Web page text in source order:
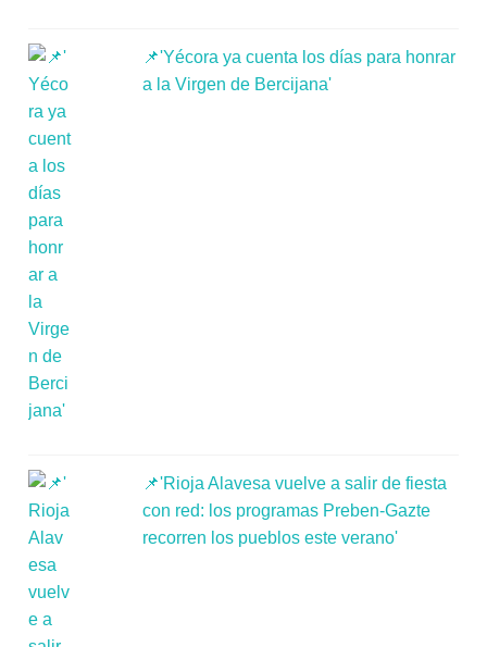
📌'Yécora ya cuenta los días para honrar
a la Virgen de Bercijana'
📌'Rioja Alavesa vuelve a salir de fiesta
con red: los programas Preben-Gazte
recorren los pueblos este verano'